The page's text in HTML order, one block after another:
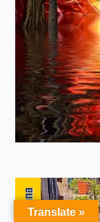
Translate »